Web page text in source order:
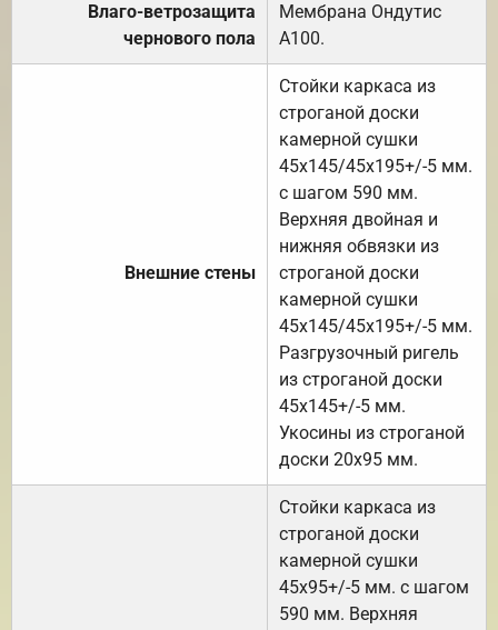
Влаго-ветрозащита
чернового пола
Мембрана Ондутис
А100.
Внешние стены
Стойки каркаса из
строганой доски
камерной сушки
45х145/45х195+/-5 мм.
с шагом 590 мм.
Верхняя двойная и
нижняя обвязки из
строганой доски
камерной сушки
45х145/45х195+/-5 мм.
Разгрузочный ригель
из строганой доски
45х145+/-5 мм.
Укосины из строганой
доски 20х95 мм.
Стойки каркаса из
строганой доски
камерной сушки
45х95+/-5 мм. с шагом
590 мм. Верхняя